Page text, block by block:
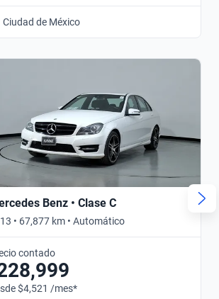
Ciudad de México
Benz • Clase C
• 67,877 km • Automático
contado
$4,521 /mes*